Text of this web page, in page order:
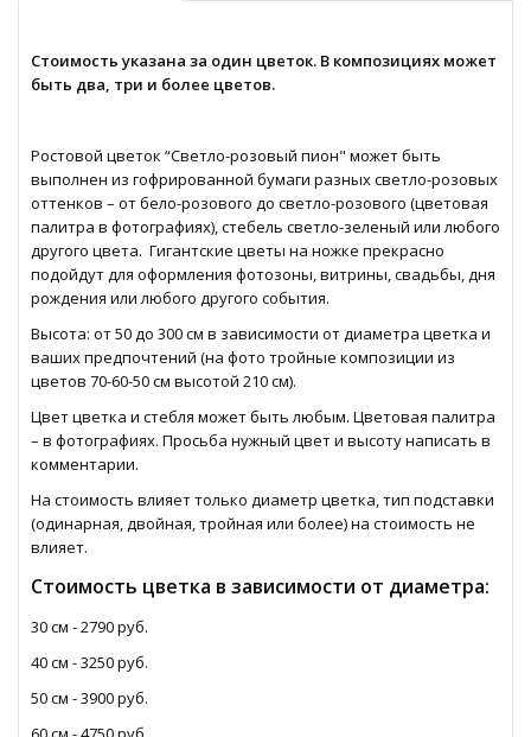
Стоимость указана за один цветок. В композициях может
быть два, три и более цветов.
Ростовой цветок “Светло-розовый пион" может быть
выполнен из гофрированной бумаги разных светло-розовых
оттенков – от бело-розового до светло-розового (цветовая
палитра в фотографиях), стебель светло-зеленый или любого
другого цвета. Гигантские цветы на ножке прекрасно
подойдут для оформления фотозоны, витрины, свадьбы, дня
рождения или любого другого события.
Высота: от 50 до 300 см в зависимости от диаметра цветка и
ваших предпочтений (на фото тройные композиции из
цветов 70-60-50 см высотой 210 см).
Цвет цветка и стебля может быть любым. Цветовая палитра
– в фотографиях. Просьба нужный цвет и высоту написать в
комментарии.
На стоимость влияет только диаметр цветка, тип подставки
(одинарная, двойная, тройная или более) на стоимость не
влияет.
Стоимость цветка в зависимости от диаметра:
30 см - 2790 руб.
40 см - 3250 руб.
50 см - 3900 руб.